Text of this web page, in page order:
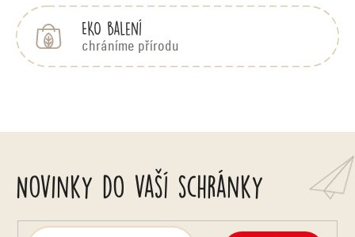
EKO balení
chráníme přírodu
Novinky do vaší schránky